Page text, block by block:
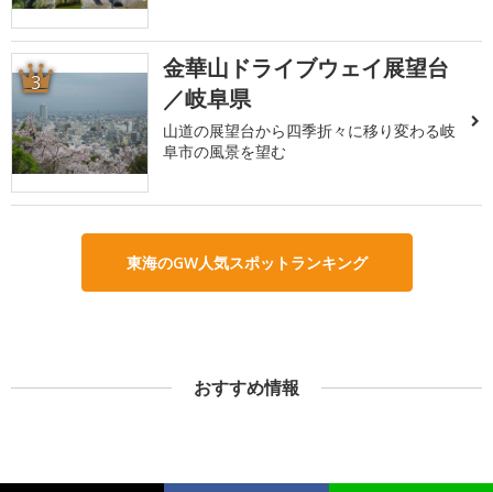
3
金華山ドライブウェイ展望台
／岐阜県
山道の展望台から四季折々に移り変わる岐
阜市の風景を望む
東海のGW人気スポットランキング
おすすめ情報